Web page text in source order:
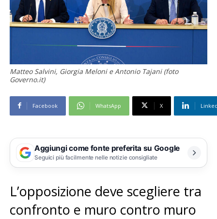
Matteo Salvini, Giorgia Meloni e Antonio Tajani (foto
Governo.it)
Facebook WhatsApp X
Aggiungi come fonte preferita su Google
Seguici più facilmente nelle notizie consigliate
L’opposizione deve scegliere tra
confronto e muro contro muro